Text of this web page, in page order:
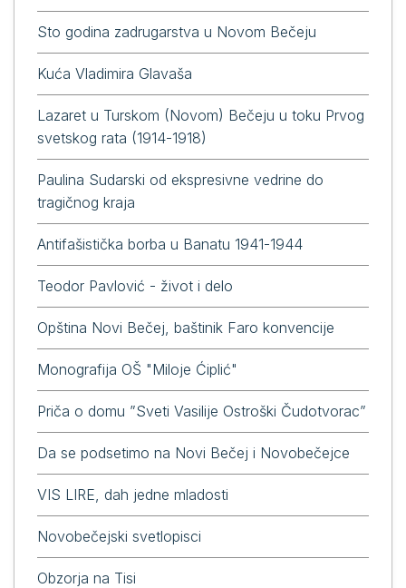
Sto godina zadrugarstva u Novom Bečeju
Kuća Vladimira Glavaša
Lazaret u Turskom (Novom) Bečeju u toku Prvog
svetskog rata (1914-1918)
Paulina Sudarski od ekspresivne vedrine do
tragičnog kraja
Antifašistička borba u Banatu 1941-1944
Теоdоr Pаvlović - živоt i dеlо
Opština Novi Bečej, baštinik Faro konvencije
Monografija OŠ "Miloje Ćiplić"
Priča o domu ”Sveti Vasilije Ostroški Čudotvorac”
Da se podsetimo na Novi Bečej i Novobečejce
VIS LIRE, dah jedne mladosti
Novobečejski svetlopisci
Obzorja na Tisi